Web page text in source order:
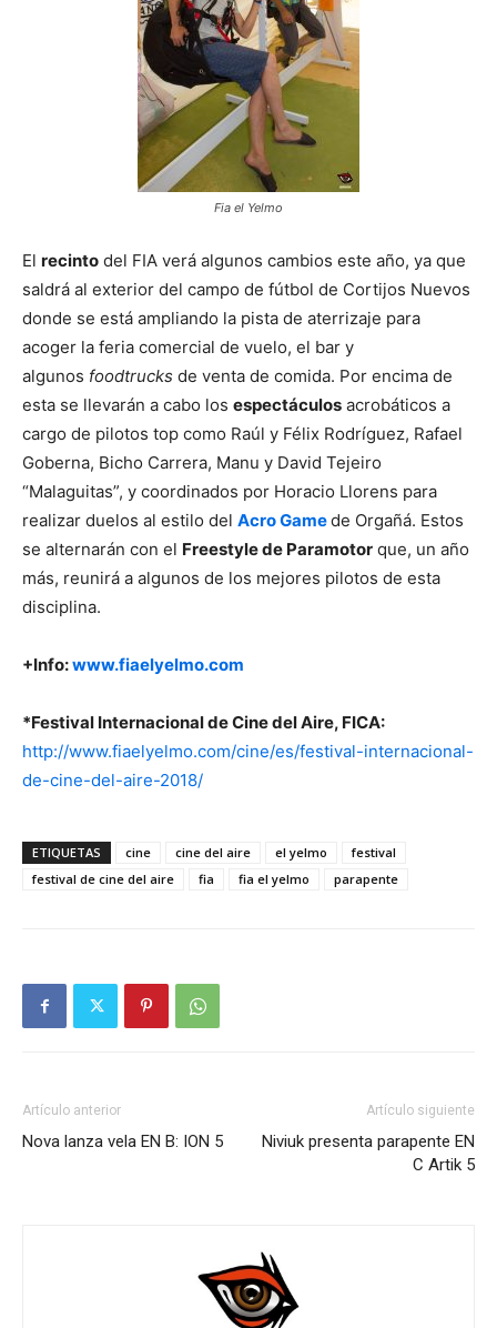
Fia el Yelmo
El recinto del FIA verá algunos cambios este año, ya que
saldrá al exterior del campo de fútbol de Cortijos Nuevos
donde se está ampliando la pista de aterrizaje para
acoger la feria comercial de vuelo, el bar y
algunos foodtrucks de venta de comida. Por encima de
esta se llevarán a cabo los espectáculos acrobáticos a
cargo de pilotos top como Raúl y Félix Rodríguez, Rafael
Goberna, Bicho Carrera, Manu y David Tejeiro
“Malaguitas”, y coordinados por Horacio Llorens para
realizar duelos al estilo del Acro Gamede Orgañá. Estos
se alternarán con el Freestyle de Paramotor que, un año
más, reunirá a algunos de los mejores pilotos de esta
disciplina.
+Info:www.fiaelyelmo.com
*Festival Internacional de Cine del Aire, FICA:
http://www.fiaelyelmo.com/cine/es/festival-internacional-
de-cine-del-aire-2018/
ETIQUETAS cine cine del aire el yelmo
festival
festival de cine del aire
fia fia el yelmo parapente
Artículo anterior
Nova lanza vela EN B: ION 5
Artículo siguiente
Niviuk presenta parapente EN
C Artik 5